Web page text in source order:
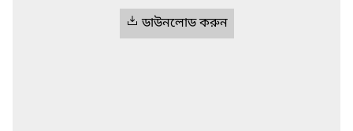
ডাউনলোড করুন